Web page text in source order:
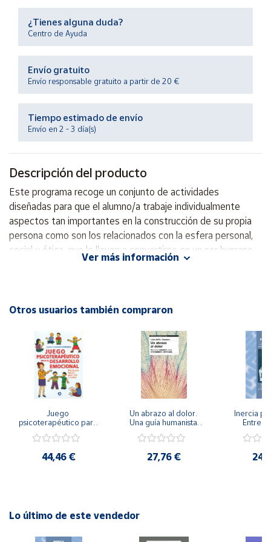
Productos
Solidarios
Ayuda
Centro
Contacto
Vendedores
Mapa de
vendedores
Hazte
Área
cliente
Ubicación
Península
Baleares
Canarias,
¿Tienes alguna duda?
Centro de Ayuda
Envío gratuito
Envío responsable gratuito a partir de 20 €
Tiempo estimado de envío
Envío en 2 - 3 día(s)
Descripción del producto
Este programa recoge un conjunto de actividades
diseñadas para que el alumno/a trabaje individualmente
aspectos tan importantes en la construcción de su propia
persona como son los relacionados con la esfera personal,
social y ética, que le lleven a convertirse en un ser humano
auténtico e íntegro.
Editorial: Ediciones Aljibe
Idioma: Español
Ver más información
Otros usuarios también compraron
Juego
psicoterapéutico para
emocional.
para niños y jóvenes
44,46 €
Un abrazo al dolor.
Una guía humanista
del trauma
27,76 €
Inercia
Igualdad
Lo último de este vendedor